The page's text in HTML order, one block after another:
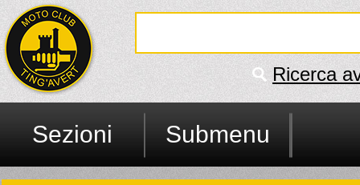
Ricerca
Sezioni Submenu